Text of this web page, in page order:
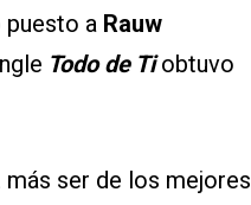
puesto a Rauw
Todo de Tiobtuvo
más ser de los mejores